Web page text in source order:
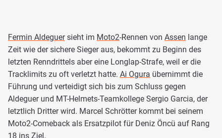
Fermin Aldeguersieht im Moto2-Rennen von Assen lange
Zeit wie der sichere Sieger aus, bekommt zu Beginn des
letzten Renndrittels aber eine Longlap-Strafe, weil er die
Tracklimits zu oft verletzt hatte. Ai Ogura übernimmt die
Führung und verteidigt sich bis zum Schluss gegen
Aldeguer und MT-Helmets-Teamkollege Sergio Garcia, der
letztlich Dritter wird. Marcel Schrötter kommt bei seinem
Moto2-Comeback als Ersatzpilot für Deniz Öncü auf Rang
18 ins Ziel.